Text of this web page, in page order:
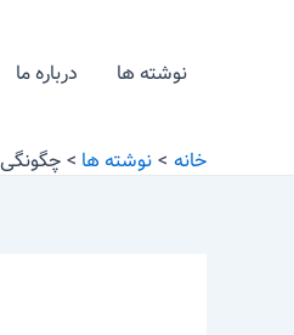
نوشته ها درباره ما
خانه نوشته ها